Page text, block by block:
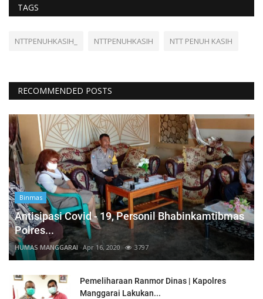
TAGS
NTTPENUHKASIH_ NTTPENUHKASIH NTT PENUH KASIH
RECOMMENDED POSTS
Binmas
Antisipasi Covid - 19, Personil Bhabinkamtibmas
Polres...
HUMAS MANGGARAI Apr 16, 2020 3797
Pemeliharaan Ranmor Dinas | Kapolres
Manggarai Lakukan...